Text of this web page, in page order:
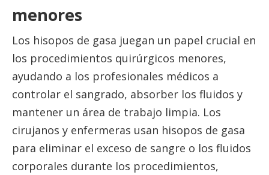
menores
Los hisopos de gasa juegan un papel crucial en
los procedimientos quirúrgicos menores,
ayudando a los profesionales médicos a
controlar el sangrado, absorber los fluidos y
mantener un área de trabajo limpia. Los
cirujanos y enfermeras usan hisopos de gasa
para eliminar el exceso de sangre o los fluidos
corporales durante los procedimientos,